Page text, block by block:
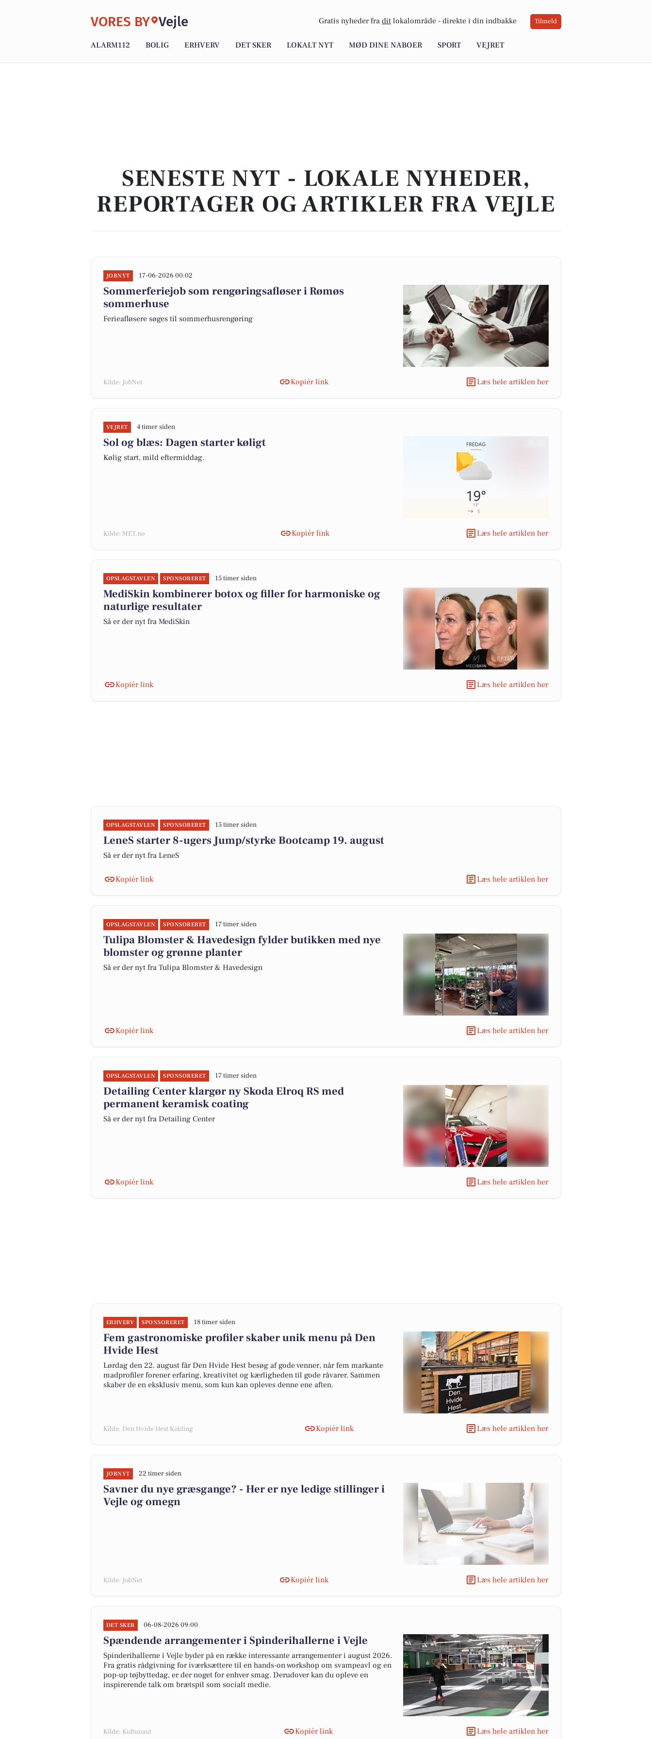
VORES BY Vejle Gratis nyheder fra dit lokalområde - direkte i din indbakke Tilmeld
ALARM112 BOLIG ERHVERV DET SKER LOKALT NYT MØD DINE NABOER SPORT VEJRET
SENESTE NYT - LOKALE NYHEDER,
REPORTAGER OG ARTIKLER FRA VEJLE
JOBNYT 17-06-2026 00:02
Sommerferiejob som rengøringsafløser i Rømøs
sommerhuse
Ferieafløsere søges til sommerhusrengøring
Kilde: JobNet Kopiér link Læs hele artiklen her
VEJRET 4 timer siden
Sol og blæs: Dagen starter køligt
Kølig start, mild eftermiddag.
Kilde: MET.no Kopiér link Læs hele artiklen her
OPSLAGSTAVLEN SPONSORERET 15 timer siden
MediSkin kombinerer botox og filler for harmoniske og
naturlige resultater
Så er der nyt fra MediSkin
Kopiér link Læs hele artiklen her
OPSLAGSTAVLEN SPONSORERET 15 timer siden
LeneS starter 8-ugers Jump/styrke Bootcamp 19. august
Så er der nyt fra LeneS
Kopiér link Læs hele artiklen her
OPSLAGSTAVLEN SPONSORERET 17 timer siden
Tulipa Blomster & Havedesign fylder butikken med nye
blomster og grønne planter
Så er der nyt fra Tulipa Blomster & Havedesign
Kopiér link Læs hele artiklen her
OPSLAGSTAVLEN SPONSORERET 17 timer siden
Detailing Center klargør ny Skoda Elroq RS med
permanent keramisk coating
Så er der nyt fra Detailing Center
Kopiér link Læs hele artiklen her
ERHVERV SPONSORERET 18 timer siden
Fem gastronomiske profiler skaber unik menu på Den
Hvide Hest
Lørdag den 22. august får Den Hvide Hest besøg af gode venner, når fem markante
madprofiler forener erfaring, kreativitet og kærligheden til gode råvarer. Sammen
skaber de en eksklusiv menu, som kun kan opleves denne ene aften.
Kilde: Den Hvide Hest Kolding Kopiér link Læs hele artiklen her
JOBNYT 22 timer siden
Savner du nye græsgange? - Her er nye ledige stillinger i
Vejle og omegn
Kilde: JobNet Kopiér link Læs hele artiklen her
DET SKER 06-08-2026 09:00
Spændende arrangementer i Spinderihallerne i Vejle
Spinderihallerne i Vejle byder på en række interessante arrangementer i august 2026.
Fra gratis rådgivning for iværksættere til en hands-on workshop om svampeavl og en
pop-up tøjbyttedag, er der noget for enhver smag. Derudover kan du opleve en
inspirerende talk om brætspil som socialt medie.
Kilde: Kultunaut Kopiér link Læs hele artiklen her